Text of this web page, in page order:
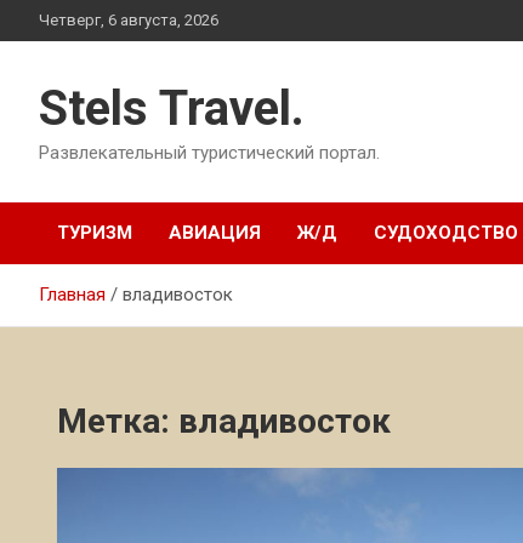
Перейти
к
Четверг, 6 августа, 2026
Stels Travel.
Развлекательный туристический портал.
ТУРИЗМ АВИАЦИЯ Ж/Д СУДОХОДСТВО
Главная владивосток
Метка: владивосток